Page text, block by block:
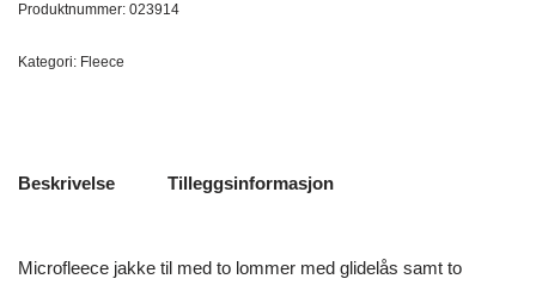
Produktnummer: 023914
Kategori: Fleece
Beskrivelse Tilleggsinformasjon
Microfleece jakke til med to lommer med glidelås samt to